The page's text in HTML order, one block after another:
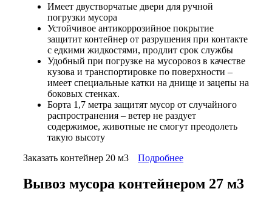
Имеет двустворчатые двери для ручной
погрузки мусора
Устойчивое антикоррозийное покрытие
защитит контейнер от разрушения при контакте
с едкими жидкостями, продлит срок службы
Удобный при погрузке на мусоровоз в качестве
кузова и транспортировке по поверхности –
имеет специальные катки на днище и зацепы на
боковых стенках.
Борта 1,7 метра защитят мусор от случайного
распространения – ветер не раздует
содержимое, животные не смогут преодолеть
такую высоту
Заказать контейнер 20 м3
Подробнее
Вывоз мусора контейнером 27 м3